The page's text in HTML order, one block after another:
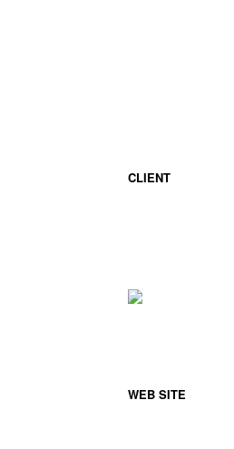
CLIENT
WEB SITE